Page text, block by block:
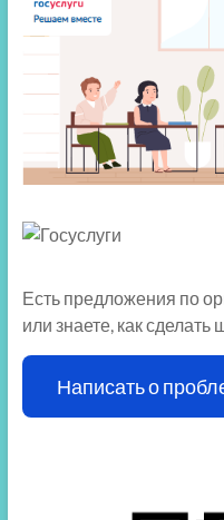
Есть предложения по
или знаете, как сделать
Написать о